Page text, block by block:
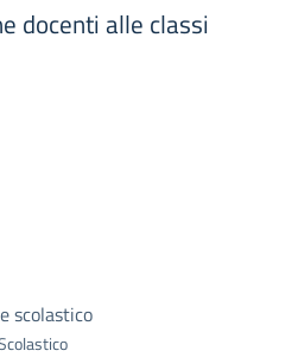
docenti alle classi
scolastico